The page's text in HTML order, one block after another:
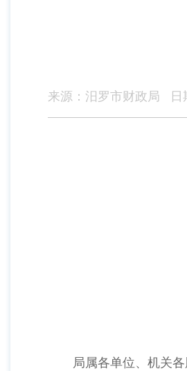
来源：汨罗市财政局
局属各单位、机关各